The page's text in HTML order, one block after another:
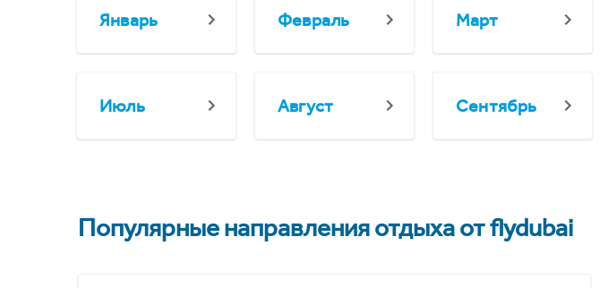
Январь Февраль Март
Июль Август Сентябрь
Популярные направления отдыха от flydubai